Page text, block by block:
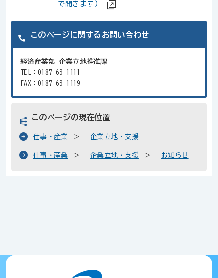
で開きます）
このページに関するお問い合わせ
経済産業部 企業立地推進課
TEL：0187-63-1111
FAX：0187-63-1119
このページの現在位置
仕事・産業 企業立地・支援
仕事・産業 企業立地・支援 お知らせ